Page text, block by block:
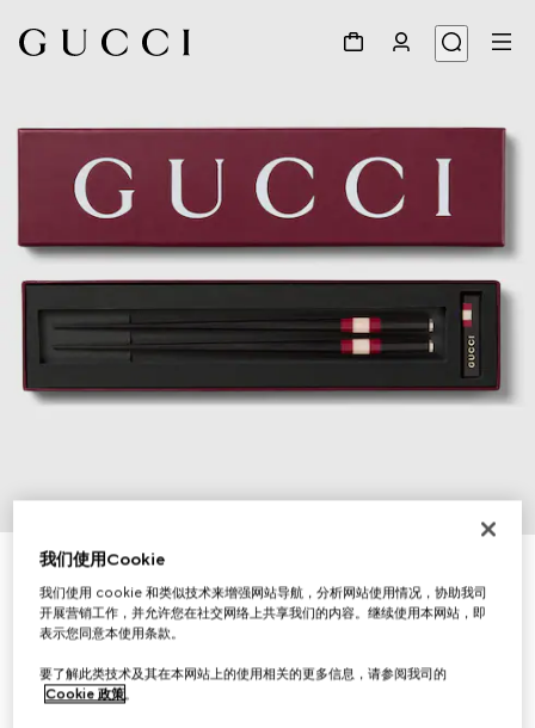
饰织带细节木筷
€ 580
我们使用Cookie
我们使用 cookie 和类似技术来增强网站导航，分析网站使用情况，协助我司
开展营销工作，并允许您在社交网络上共享我们的内容。继续使用本网站，即
表示您同意本使用条款。
要了解此类技术及其在本网站上的使用相关的更多信息，请参阅我司的
Cookie 政策。